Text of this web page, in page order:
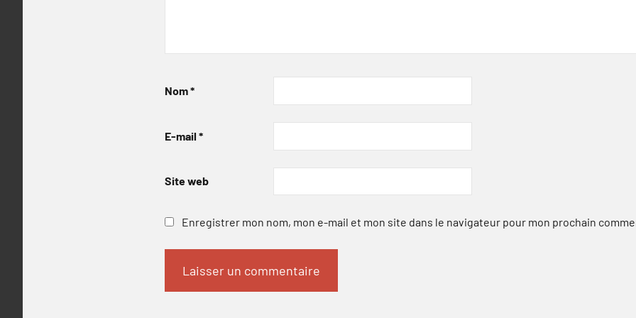
Nom*
E-mail *
Site web
Enregistrer mon nom, mon e-mail et mon site dans le navigateur pour mon prochain